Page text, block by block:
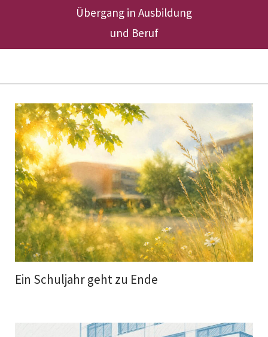
Übergang in Ausbildung
und Beruf
Ein Schuljahr geht zu Ende